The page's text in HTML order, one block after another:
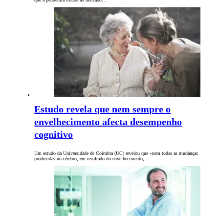
Estudo revela que nem sempre o
envelhecimento afecta desempenho
cognitivo
Um estudo da Universidade de Coimbra (UC) revelou que «nem todas as mudanças
produzidas no cérebro, em resultado do envelhecimento,…